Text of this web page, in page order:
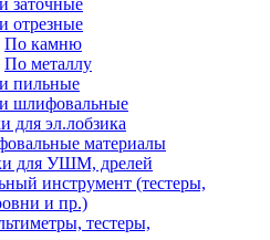
заточные
отрезные
По камню
По металлу
пильные
шлифовальные
для эл.лобзика
материалы
для УШМ, дрелей
инструмент (тестеры,
и пр.)
тестеры,